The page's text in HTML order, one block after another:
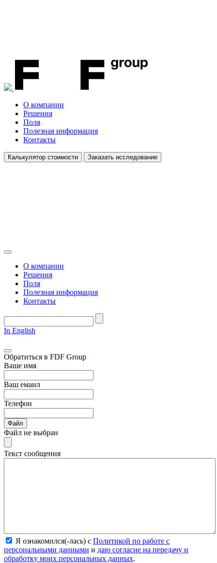
О компании
Решения
Поля
Полезная информация
Контакты
Калькулятор стоимости Заказать исследование
О компании
Решения
Поля
Полезная информация
Контакты
In English
Обратиться в FDF Group
Ваше имя
Ваш емаил
Телефон
Файл
Файл не выбран
Текст сообщения
Я ознакомился(-лась) с Политикой по работе с
персональными данными и даю согласие на передачу и
обработку моих персональных данных.